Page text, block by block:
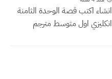
انشاء اكتب قصة الوحدة الثامنة
انكليزي اول متوسط مترجم